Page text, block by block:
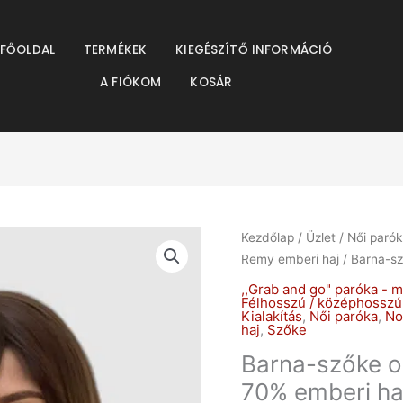
FŐOLDAL TERMÉKEK
KIEGÉSZÍTŐ INFORMÁCIÓ
A FIÓKOM
KOSÁR
Kezdőlap / Üzlet / Női
Remy emberi haj / Barna-
,,Grab and go" paróka -
Félhosszú /
Kialakítás, Női paróka,
haj, Szőke
Barna-szőke
70% emberi
price
was: